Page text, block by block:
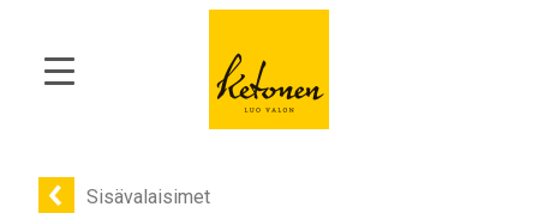
Sisävalaisimet